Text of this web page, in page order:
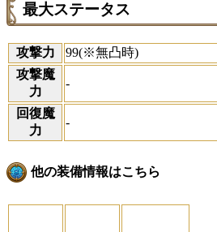
最大ステータス
攻撃力
99(※無凸時)
攻撃魔
力
-
回復魔
力
-
他の装備情報はこちら